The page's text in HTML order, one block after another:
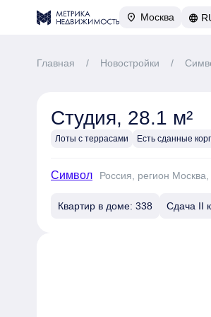
Москва
Главная / Новостройки /
Студия, 28.1 м²
Лоты с террасами Есть сданные
Символ Россия, регион
Квартир в доме: 338 Сдача II